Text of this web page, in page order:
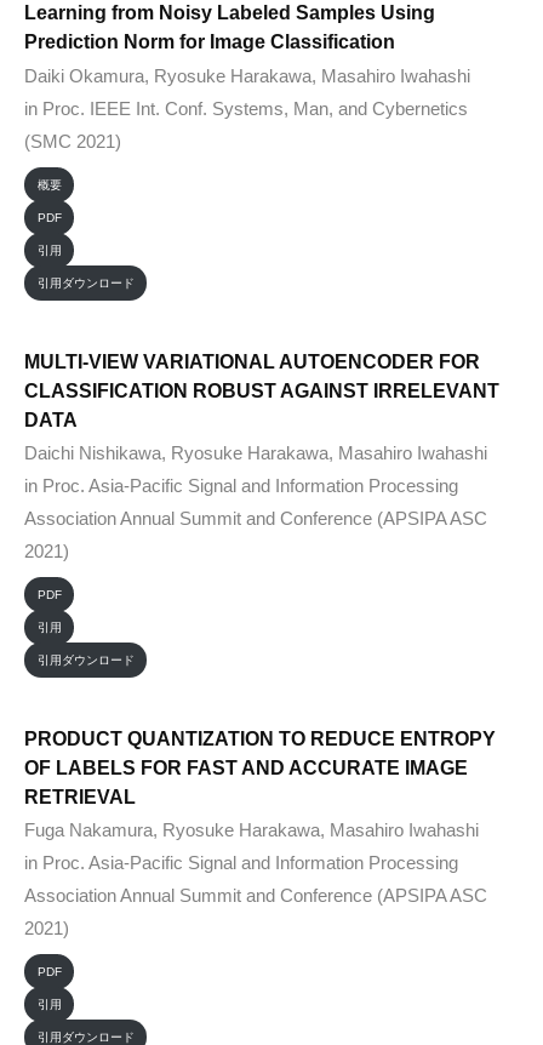
Learning from Noisy Labeled Samples Using
Prediction Norm for Image Classification
Daiki Okamura, Ryosuke Harakawa, Masahiro Iwahashi
in Proc. IEEE Int. Conf. Systems, Man, and Cybernetics
(SMC 2021)
概要
PDF
引用
引用ダウンロード
MULTI-VIEW VARIATIONAL AUTOENCODER FOR
CLASSIFICATION ROBUST AGAINST IRRELEVANT
DATA
Daichi Nishikawa, Ryosuke Harakawa, Masahiro Iwahashi
in Proc. Asia-Pacific Signal and Information Processing
Association Annual Summit and Conference (APSIPA ASC
2021)
PDF
引用
引用ダウンロード
PRODUCT QUANTIZATION TO REDUCE ENTROPY
OF LABELS FOR FAST AND ACCURATE IMAGE
RETRIEVAL
Fuga Nakamura, Ryosuke Harakawa, Masahiro Iwahashi
in Proc. Asia-Pacific Signal and Information Processing
Association Annual Summit and Conference (APSIPA ASC
2021)
PDF
引用
引用ダウンロード